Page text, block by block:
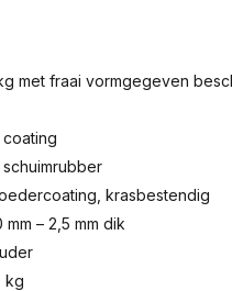
met fraai vormgegeven
krasbestendig
– 2,5 mm dik
kg